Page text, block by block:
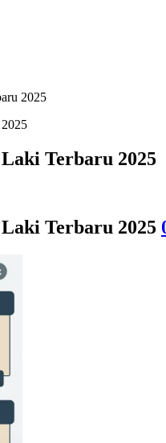
2025
Terbaru 2025
Terbaru 2025